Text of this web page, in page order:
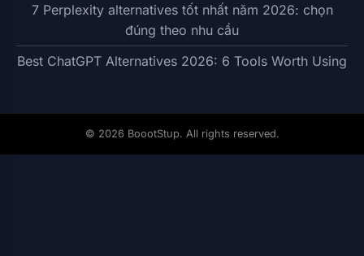
7 Perplexity alternatives tốt nhất năm 2026: chọn
đúng theo nhu cầu
Best ChatGPT Alternatives 2026: 6 Tools Worth Using
© 2026 BoootStup. All rights reserved.